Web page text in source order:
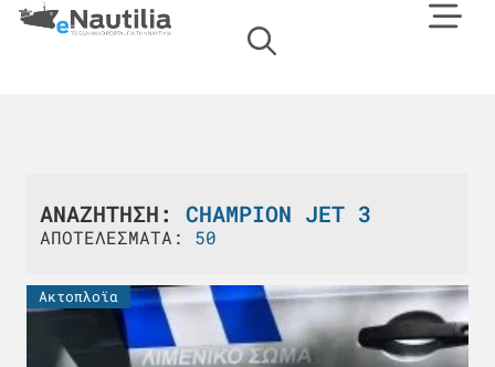
ΑΝΑΖΗΤΗΣΗ: CHAMPION JET 3
ΑΠΟΤΕΛΕΣΜΑΤΑ: 50
Ακτοπλοϊα